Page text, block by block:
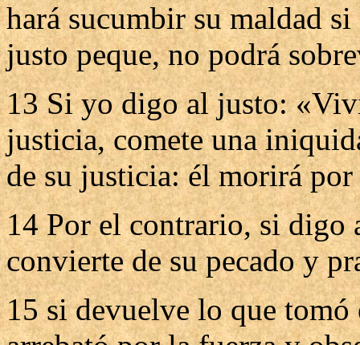
hará sucumbir su maldad
justo peque, no podrá
13 Si yo digo al justo:
justicia, comete una
de su justicia: él morirá
14 Por el contrario, si digo
convierte de su pecado y
15 si devuelve lo que